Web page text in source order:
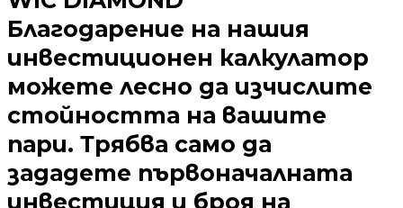
Благодарение на нашия
инвестиционен калкулатор
можете лесно да изчислите
стойността на вашите
пари. Трябва само да
зададете първоначалната
инвестиция и броя на